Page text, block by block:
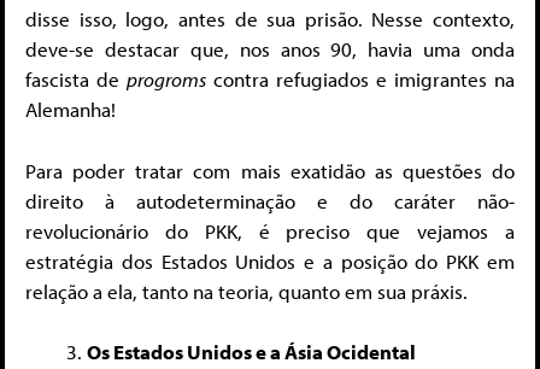
disse isso, logo, antes de sua prisão. Nesse contexto,
deve-se destacar que, nos anos 90, havia uma onda
fascista de progroms contra refugiados e imigrantes na
Alemanha!
Para poder tratar com mais exatidão as questões do
direito à autodeterminação e do caráter não-
revolucionário do PKK, é preciso que vejamos a
estratégia dos Estados Unidos e a posição do PKK em
relação a ela, tanto na teoria, quanto em sua práxis.
Os Estados Unidos e a Ásia Ocidental